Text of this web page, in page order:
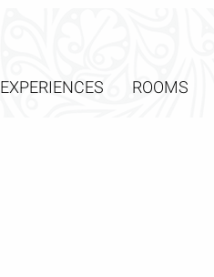
EXPERIENCES ROOMS